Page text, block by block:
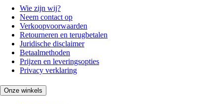
Wie zijn wij?
Neem contact op
Verkoopvoorwaarden
Retourneren en terugbetalen
Juridische disclaimer
Betaalmethoden
Prijzen en leveringsopties
Privacy verklaring
Onze winkels